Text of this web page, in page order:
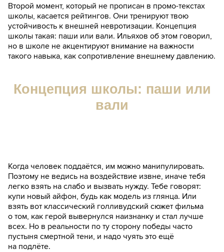
Второй момент, который не прописан в промо-текстах
школы, касается рейтингов. Они тренируют твою
устойчивость к внешней невротизации. Концепция
школы такая: паши или вали. Ильяхов об этом говорил,
но в школе не акцентируют внимание на важности
такого навыка, как сопротивление внешнему давлению.
Концепция школы: паши или
вали
Когда человек поддаётся, им можно манипулировать.
Поэтому не ведись на воздействие извне, иначе тебя
легко взять на слабо и вызвать нужду. Тебе говорят:
купи новый айфон, будь как модель из глянца. Или
взять вот классический голливудский сюжет фильма
о том, как герой вывернулся наизнанку и стал лучше
всех. Но в реальности по ту сторону победы часто
пустыня смертной тени, и надо чуять это ещё
на подлёте.